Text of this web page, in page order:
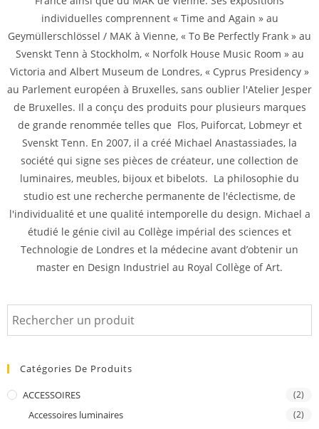
individuelles comprennent « Time and Again » au
Geymüllerschlössel / MAK à Vienne, « To Be Perfectly Frank » au
Svenskt Tenn à Stockholm, « Norfolk House Music Room » au
Victoria and Albert Museum de Londres, « Cyprus Presidency »
au Parlement européen à Bruxelles, sans oublier l'Atelier Jesper
de Bruxelles. Il a conçu des produits pour plusieurs marques
de grande renommée telles que Flos, Puiforcat, Lobmeyr et
Svenskt Tenn. En 2007, il a créé Michael Anastassiades, la
société qui signe ses pièces de créateur, une collection de
luminaires, meubles, bijoux et bibelots. La philosophie du
studio est une recherche permanente de l'éclectisme, de
l'individualité et une qualité intemporelle du design. Michael a
étudié le génie civil au Collège impérial des sciences et
Technologie de Londres et la médecine avant d’obtenir un
master en Design Industriel au Royal Collège of Art.
Catégories De Produits
ACCESSOIRES (2)
Accessoires luminaires (2)